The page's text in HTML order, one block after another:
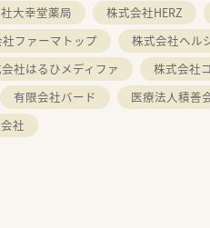
大幸堂薬局 株式会社HERZ
ファーマトップ 株式会社ヘル
社はるひメディファ 株式会社
有限会社バード 医療法人積善
社